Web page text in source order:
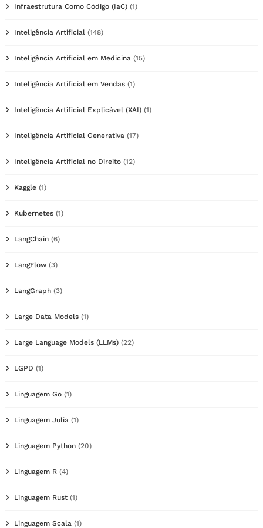
Infraestrutura Como Código (IaC) (1)
Inteligência Artificial (148)
Inteligência Artificial em Medicina (15)
Inteligência Artificial em Vendas (1)
Inteligência Artificial Explicável (XAI) (1)
Inteligência Artificial Generativa (17)
Inteligência Artificial no Direito (12)
Kaggle (1)
Kubernetes (1)
LangChain (6)
LangFlow (3)
LangGraph (3)
Large Data Models (1)
Large Language Models (LLMs) (22)
LGPD (1)
Linguagem Go (1)
Linguagem Julia (1)
Linguagem Python (20)
Linguagem R (4)
Linguagem Rust (1)
Linguagem Scala (1)